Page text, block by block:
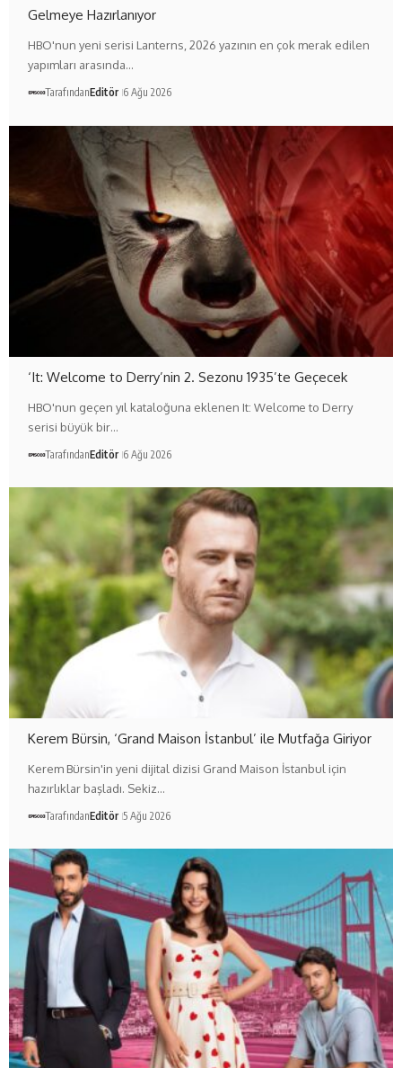
Gelmeye Hazırlanıyor
HBO'nun yeni serisi Lanterns, 2026 yazının en çok merak edilen
yapımları arasında…
TarafındanEditör 6 Ağu 2026
‘It: Welcome to Derry’nin 2. Sezonu 1935’te Geçecek
HBO'nun geçen yıl kataloğuna eklenen It: Welcome to Derry
serisi büyük bir…
TarafındanEditör 6 Ağu 2026
Kerem Bürsin, ‘Grand Maison İstanbul’ ile Mutfağa Giriyor
Kerem Bürsin'in yeni dijital dizisi Grand Maison İstanbul için
hazırlıklar başladı. Sekiz…
TarafındanEditör 5 Ağu 2026